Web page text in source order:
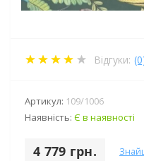
Відгуки:
Артикул: 109/1006
Наявність: Є в наявності
4 779 грн.